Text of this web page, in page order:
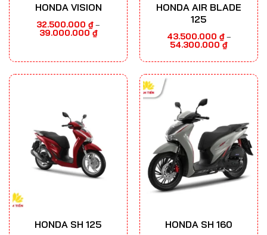
HONDA VISION
32.500.000 ₫ –
39.000.000₫Khoảng
giá:
32.500.000 ₫
39.000.000 ₫
HONDA AIR BLADE
125
43.500.000 ₫ –
54.300.000₫Khoảng
HONDA SH 125 HONDA SH 160